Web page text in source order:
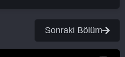
Sonraki Bölüm